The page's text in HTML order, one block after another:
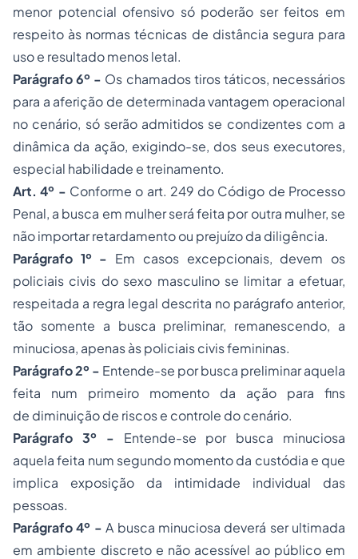
menor potencial ofensivo só poderão ser feitos em
respeito às normas técnicas de distância segura para
uso e resultado menos letal.
Parágrafo 6º - Os chamados tiros táticos, necessários
para a aferição de determinada vantagem operacional
no cenário, só serão admitidos se condizentes com a
dinâmica da ação, exigindo-se, dos seus executores,
especial habilidade e treinamento.
Art. 4º - Conforme o art. 249 do Código de Processo
Penal, a busca em mulher será feita por outra mulher, se
não importar retardamento ou prejuízo da diligência.
Parágrafo 1º - Em casos excepcionais, devem os
policiais civis do sexo masculino se limitar a efetuar,
respeitada a regra legal descrita no parágrafo anterior,
tão somente a busca preliminar, remanescendo, a
minuciosa, apenas às policiais civis femininas.
Parágrafo 2º - Entende-se por busca preliminar aquela
feita num primeiro momento da ação para fins
de diminuição de riscos e controle do cenário.
Parágrafo 3º - Entende-se por busca minuciosa
aquela feita num segundo momento da custódia e que
implica exposição da intimidade individual das
pessoas.
Parágrafo 4º - A busca minuciosa deverá ser ultimada
em ambiente discreto e não acessível ao público em